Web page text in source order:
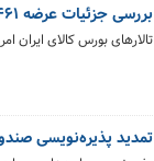
بررسی جزئیات عرضه ۴۶۱ هزار تنی محصول در بورس کالا
تالارهای بورس کالای ایران امروز دوشنبه ۲۲ تیر ماه، میزبان عرضه ۴۶۱
تمدید پذیره‌نویسی